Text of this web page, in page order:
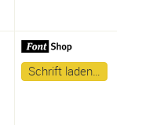
Schrift laden…